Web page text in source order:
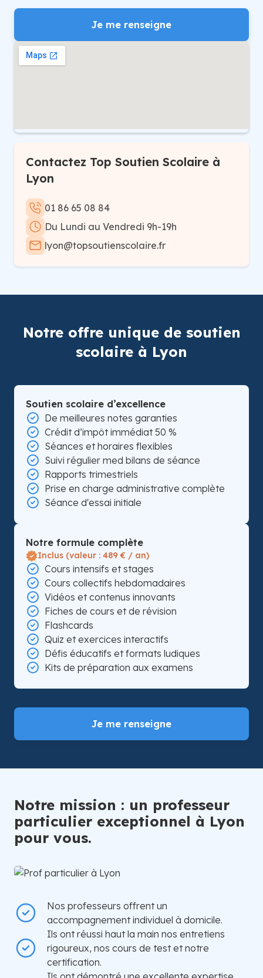
Je me renseigne
Contactez Top Soutien Scolaire à
Lyon
01 86 65 08 84
Du Lundi au Vendredi 9h-19h
lyon@topsoutienscolaire.fr
Notre offre unique de soutien
scolaire à Lyon
Soutien scolaire d’excellence
De meilleures notes garanties
Crédit d’impôt immédiat 50 %
Séances et horaires flexibles
Suivi régulier med bilans de séance
Rapports trimestriels
Prise en charge administrative complète
Séance d'essai initiale
Notre formule complète
Inclus (valeur : 489 € / an)
Cours intensifs et stages
Cours collectifs hebdomadaires
Vidéos et contenus innovants
Fiches de cours et de révision
Flashcards
Quiz et exercices interactifs
Défis éducatifs et formats ludiques
Kits de préparation aux examens
Je me renseigne
Notre mission : un professeur
particulier exceptionnel à Lyon
pour vous.
Nos professeurs offrent un
accompagnement individuel à domicile.
Ils ont réussi haut la main nos entretiens
rigoureux, nos cours de test et notre
certification.